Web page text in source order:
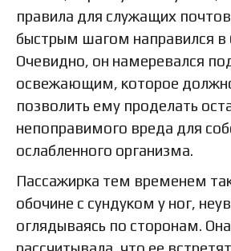
правила для служащих
быстрым шагом направился в
Очевидно, он намеревался
освежающим, которое
позволить ему проделать
непоправимого вреда для
ослабленного организма.
Пассажирка тем временем
обочине с сундуком у ног,
оглядываясь по сторонам.